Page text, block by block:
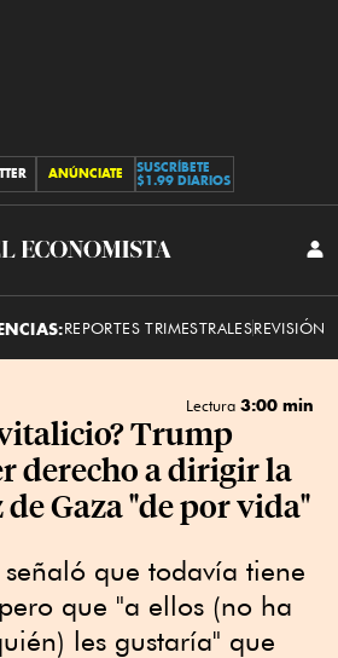
ANÚNCIATE
SUSCRÍBETE
$1.99 DIARIOS
El
REPORTES TRIMESTRALESREVISIÓN
Lectura 3:00 min
Trump
derecho a dirigir la
Gaza "de por vida"
que todavía tiene
que "a ellos (no ha
les gustaría" que